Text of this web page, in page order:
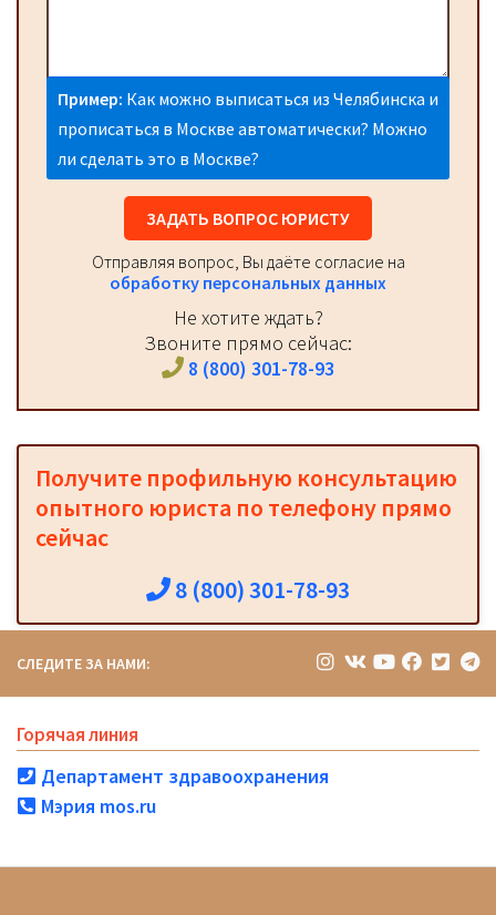
Пример: Как можно выписаться из Челябинска и
прописаться в Москве автоматически? Можно
ли сделать это в Москве?
ЗАДАТЬ ВОПРОС ЮРИСТУ
Отправляя вопрос, Вы даёте согласие на
обработку персональных данных
Не хотите ждать?
Звоните прямо сейчас:
8 (800) 301-78-93
Получите профильную консультацию
опытного юриста по телефону прямо
сейчас
8 (800) 301-78-93
СЛЕДИТЕ ЗА НАМИ:
Горячая линия
Департамент здравоохранения
Мэрия mos.ru